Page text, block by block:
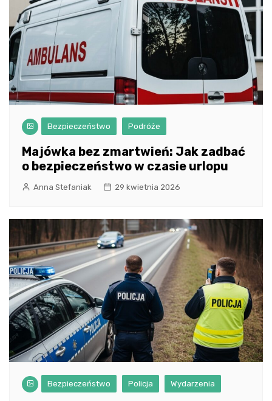
Bezpieczeństwo Podróże
Majówka bez zmartwień: Jak zadbać
o bezpieczeństwo w czasie urlopu
Anna Stefaniak 29 kwietnia 2026
Bezpieczeństwo Policja Wydarzenia